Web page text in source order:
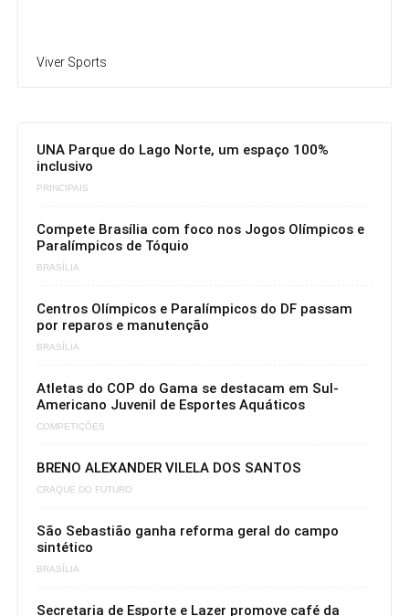
Viver Sports
UNA Parque do Lago Norte, um espaço 100%
inclusivo
PRINCIPAIS
Compete Brasília com foco nos Jogos Olímpicos e
Paralímpicos de Tóquio
BRASÍLIA
Centros Olímpicos e Paralímpicos do DF passam
por reparos e manutenção
BRASÍLIA
Atletas do COP do Gama se destacam em Sul-
Americano Juvenil de Esportes Aquáticos
COMPETIÇÕES
BRENO ALEXANDER VILELA DOS SANTOS
CRAQUE DO FUTURO
São Sebastião ganha reforma geral do campo
sintético
BRASÍLIA
Secretaria de Esporte e Lazer promove café da